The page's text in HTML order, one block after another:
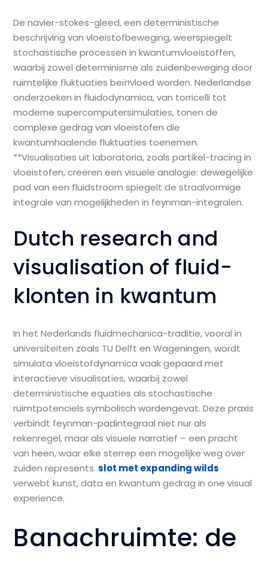
De navier-stokes-gleed, een deterministische
beschrijving van vloeistofbeweging, weerspiegelt
stochastische processen in kwantumvloeistoffen,
waarbij zowel determinisme als zuidenbeweging door
ruimtelijke fluktuaties beïnvloed worden. Nederlandse
onderzoeken in fluidodynamica, van torricelli tot
moderne supercomputersimulaties, tonen de
complexe gedrag van vloeistofen die
kwantumhaalende fluktuaties toenemen.
**Visualisaties uit laboratoria, zoals partikel-tracing in
vloeistofen, creëren een visuele analogie: dewegelijke
pad van een fluidstroom spiegelt de straalvormige
integrale van mogelijkheden in feynman-integralen.
Dutch research and
visualisation of fluid-
klonten in kwantum
In het Nederlands fluidmechanica-traditie, vooral in
universiteiten zoals TU Delft en Wageningen, wordt
simulata vloeistofdynamica vaak gepaard met
interactieve visualisaties, waarbij zowel
deterministische equaties als stochastische
ruimtpotenciels symbolisch wordengevat. Deze praxis
verbindt feynman-padintegraal niet nur als
rekenregel, maar als visuele narratief – een pracht
van heen, waar elke sterrep een mogelijke weg over
zuiden represents.slot met expanding wilds
verwebt kunst, data en kwantum gedrag in one visual
experience.
Banachruimte: de